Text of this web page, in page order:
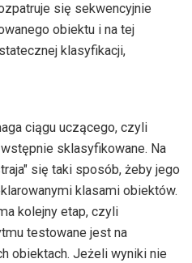
się sekwencyjnie
obiektu i na tej
klasyfikacji,
ciągu uczącego, czyli
sklasyfikowane. Na
się taki sposób, żeby jego
klasami obiektów.
kolejny etap, czyli
testowane jest na
obiektach. Jeżeli wyniki nie